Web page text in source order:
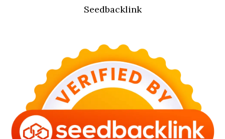
Seedbacklink